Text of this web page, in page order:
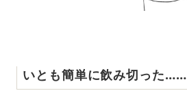
いとも簡単に飲み切った……